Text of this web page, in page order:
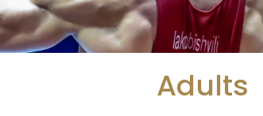
Adults